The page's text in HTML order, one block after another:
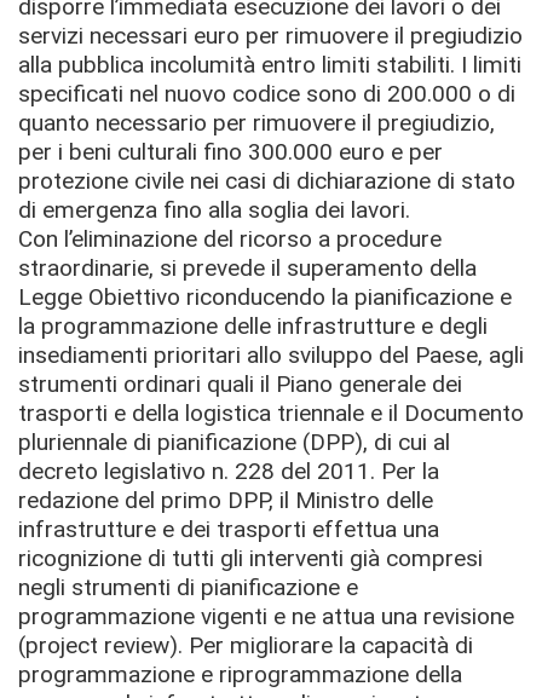
disporre l’immediata esecuzione dei lavori o dei
servizi necessari euro per rimuovere il pregiudizio
alla pubblica incolumità entro limiti stabiliti. I limiti
specificati nel nuovo codice sono di 200.000 o di
quanto necessario per rimuovere il pregiudizio,
per i beni culturali fino 300.000 euro e per
protezione civile nei casi di dichiarazione di stato
di emergenza fino alla soglia dei lavori.
Con l’eliminazione del ricorso a procedure
straordinarie, si prevede il superamento della
Legge Obiettivo riconducendo la pianificazione e
la programmazione delle infrastrutture e degli
insediamenti prioritari allo sviluppo del Paese, agli
strumenti ordinari quali il Piano generale dei
trasporti e della logistica triennale e il Documento
pluriennale di pianificazione (DPP), di cui al
decreto legislativo n. 228 del 2011. Per la
redazione del primo DPP, il Ministro delle
infrastrutture e dei trasporti effettua una
ricognizione di tutti gli interventi già compresi
negli strumenti di pianificazione e
programmazione vigenti e ne attua una revisione
(project review). Per migliorare la capacità di
programmazione e riprogrammazione della